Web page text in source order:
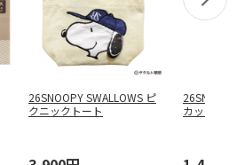
26SNOOPY SWALLOWS ピ
クニックトート
26SNOOPY
カットコイ